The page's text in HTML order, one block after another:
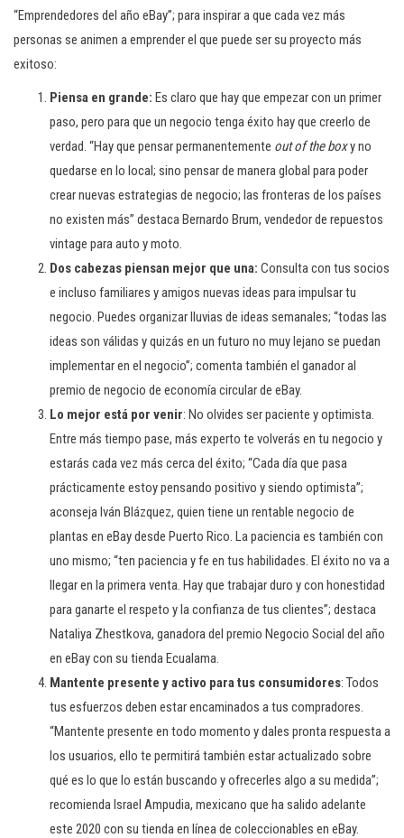
“Emprendedores del año eBay”; para inspirar a que cada vez más
personas se animen a emprender el que puede ser su proyecto más
exitoso:
Piensa en grande: Es claro que hay que empezar con un primer
paso, pero para que un negocio tenga éxito hay que creerlo de
verdad. “Hay que pensar permanentemente out of the boxy no
quedarse en lo local; sino pensar de manera global para poder
crear nuevas estrategias de negocio; las fronteras de los países
no existen más” destaca Bernardo Brum, vendedor de repuestos
vintage para auto y moto.
Dos cabezas piensan mejor que una: Consulta con tus socios
e incluso familiares y amigos nuevas ideas para impulsar tu
negocio. Puedes organizar lluvias de ideas semanales; “todas las
ideas son válidas y quizás en un futuro no muy lejano se puedan
implementar en el negocio”; comenta también el ganador al
premio de negocio de economía circular de eBay.
Lo mejor está por venir: No olvides ser paciente y optimista.
Entre más tiempo pase, más experto te volverás en tu negocio y
estarás cada vez más cerca del éxito; “Cada día que pasa
prácticamente estoy pensando positivo y siendo optimista”;
aconseja Iván Blázquez, quien tiene un rentable negocio de
plantas en eBay desde Puerto Rico. La paciencia es también con
uno mismo; “ten paciencia y fe en tus habilidades. El éxito no va a
llegar en la primera venta. Hay que trabajar duro y con honestidad
para ganarte el respeto y la confianza de tus clientes”; destaca
Nataliya Zhestkova, ganadora del premio Negocio Social del año
en eBay con su tienda Ecualama.
Mantente presente y activo para tus consumidores: Todos
tus esfuerzos deben estar encaminados a tus compradores.
“Mantente presente en todo momento y dales pronta respuesta a
los usuarios, ello te permitirá también estar actualizado sobre
qué es lo que lo están buscando y ofrecerles algo a su medida”;
recomienda Israel Ampudia, mexicano que ha salido adelante
este 2020 con su tienda en línea de coleccionables en eBay.